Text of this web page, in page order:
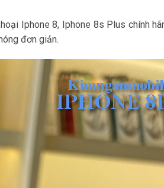
Iphone 8, Iphone 8s Plus chính
đơn giản.